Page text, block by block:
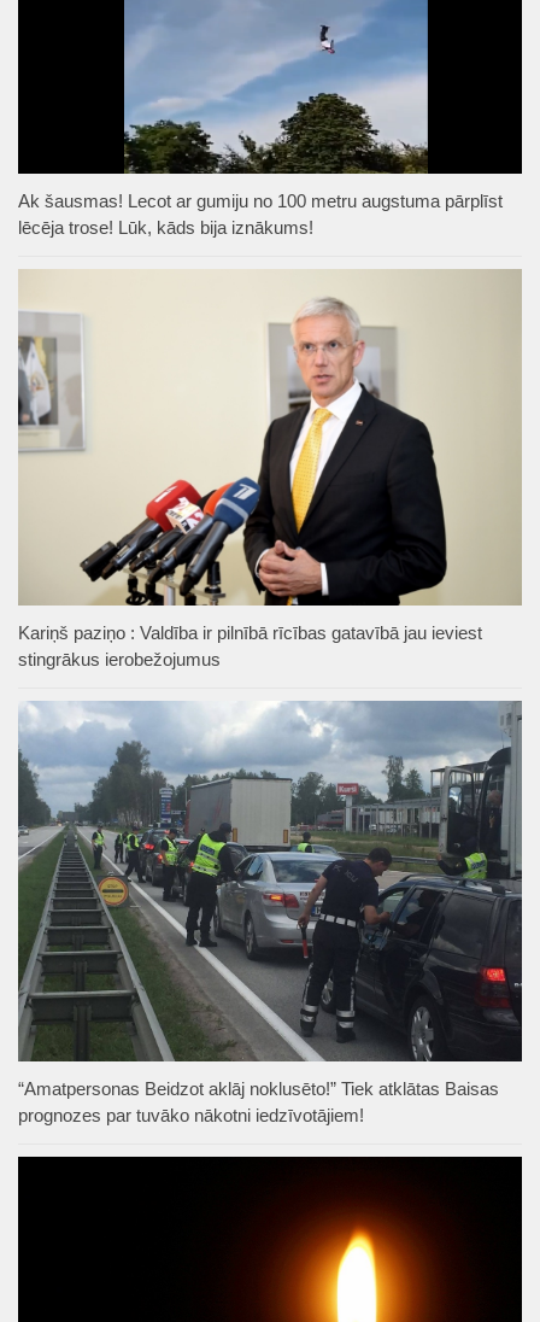
Ak šausmas! Lecot ar gumiju no 100 metru augstuma pārplīst
lēcēja trose! Lūk, kāds bija iznākums!
Kariņš paziņo : Valdība ir pilnībā rīcības gatavībā jau ieviest
stingrākus ierobežojumus
“Amatpersonas Beidzot aklāj noklusēto!” Tiek atklātas Baisas
prognozes par tuvāko nākotni iedzīvotājiem!